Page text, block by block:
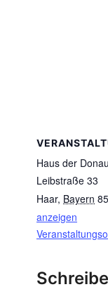
Haus der
Leibstraße 33
Haar, Bayern
anzeigen